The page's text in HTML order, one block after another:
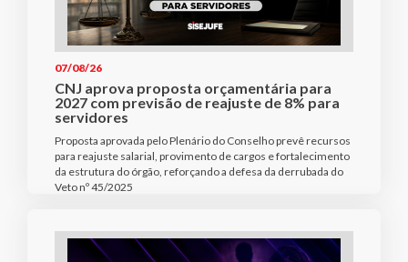
07/08/26
CNJ aprova proposta orçamentária para
2027 com previsão de reajuste de 8% para
servidores
Proposta aprovada pelo Plenário do Conselho prevê recursos
para reajuste salarial, provimento de cargos e fortalecimento
da estrutura do órgão, reforçando a defesa da derrubada do
Veto nº 45/2025